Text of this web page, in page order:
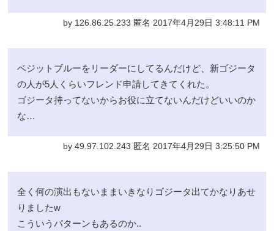
by 126.86.25.233 匿名 2017年4月29日 3:48:11 PM
ベジットブルーをリーダーにしてるんだけど、新ゴジータ
の人が5人くらいフレンド申請してきてくれた。
ゴジータ持ってないからお役に立てないんだけどいいのか
な…
by 49.97.102.243 匿名 2017年4月29日 3:25:50 PM
全く何の演出もないままいきなりゴジータ出てかなりあせ
りましたw
こういうパターンもあるのか..